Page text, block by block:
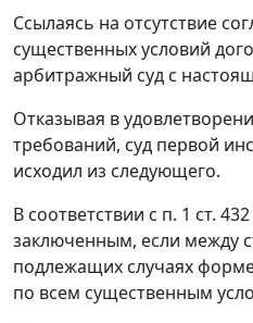
Ссылаясь на отсутствие
существенных условий
арбитражный суд с
Отказывая в
требований, суд первой
исходил из следующего.
В соответствии с п. 1 ст.
заключенным, если между
подлежащих случаях
по всем существенным